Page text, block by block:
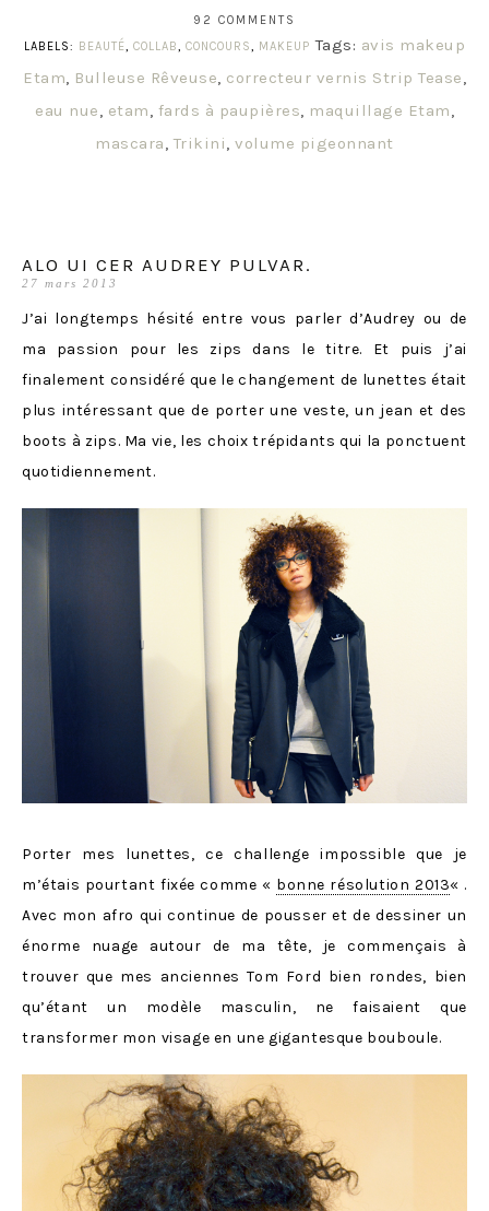
92 COMMENTS
LABELS: BEAUTÉ COLLAB CONCOURS MAKEUP Tags: avis makeup
Etam
Bulleuse Rêveuse correcteur vernis Strip Tease
eau nue
etam fards à paupières maquillage Etam
mascara Trikini ,volume pigeonnant
ALO UI CER AUDREY PULVAR.
27 mars 2013
J’ai longtemps hésité entre vous parler d’Audrey ou de
ma passion pour les zips dans le titre. Et puis j’ai
finalement considéré que le changement de lunettes était
plus intéressant que de porter une veste, un jean et des
boots à zips. Ma vie, les choix trépidants qui la ponctuent
quotidiennement.
Porter mes lunettes, ce challenge impossible que je
m’étais pourtant fixée comme « bonne résolution 2013« .
Avec mon afro qui continue de pousser et de dessiner un
énorme nuage autour de ma tête, je commençais à
trouver que mes anciennes Tom Ford bien rondes, bien
qu’étant un modèle masculin, ne faisaient que
transformer mon visage en une gigantesque bouboule.